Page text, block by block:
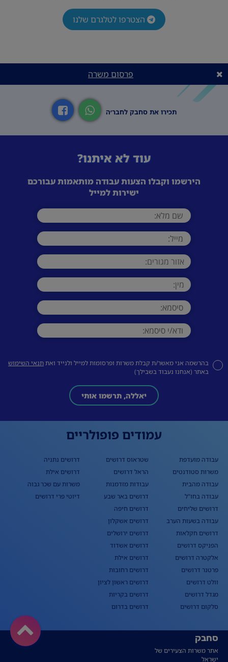
הצטרפו לטלגרם שלנו
פרסום משרה
תכירו את סחבק לחבר׳ה
עוד לא איתנו?
הירשמו וקבלו הצעות עבודה מותאמות עבורכם
ישירות למייל
בהרשמה אני מאשר/ת קבלת משרות ופרסומות למייל ולנייד ואתתנאי השימוש
באתר (אנחנו נעבוד בשבילך)
יאללה, תרשמו אותי
עמודים פופולריים
עבודה מועדפת
משרות סטודנטים
עבודה מהבית
עבודה בחו"ל
דרושים שליחים
עבודה בשעות הערב
דרושים חקלאות
הפניקס דרושים
אלקטרה דרושים
פרטנר דרושים
וולט דרושים
מגדל דרושים
סלקום דרושים
שטראוס דרושים
הראל דרושים
עבודות מזדמנות
דרושים באר שבע
דרושים חיפה
דרושים אשקלון
דרושים ירושלים
דרושים אשדוד
דרושים אילת
דרושים רחובות
דרושים ראשון לציון
דרושים בקריות
דרושים בדרום
דרושים נתניה
דרושים אילת
משרות עם שכר גבוה
דיוטי פרי דרושים
סחבק
אתר משרות הצעירים של
ישראל